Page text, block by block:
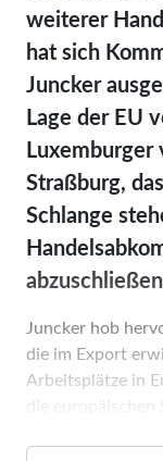
weiterer
hat sich
Juncker
Lage der EU
Luxemburger
Straßburg,
Schlange
Juncker hob
die im Export
Arbeitsplätze in
die europäischen